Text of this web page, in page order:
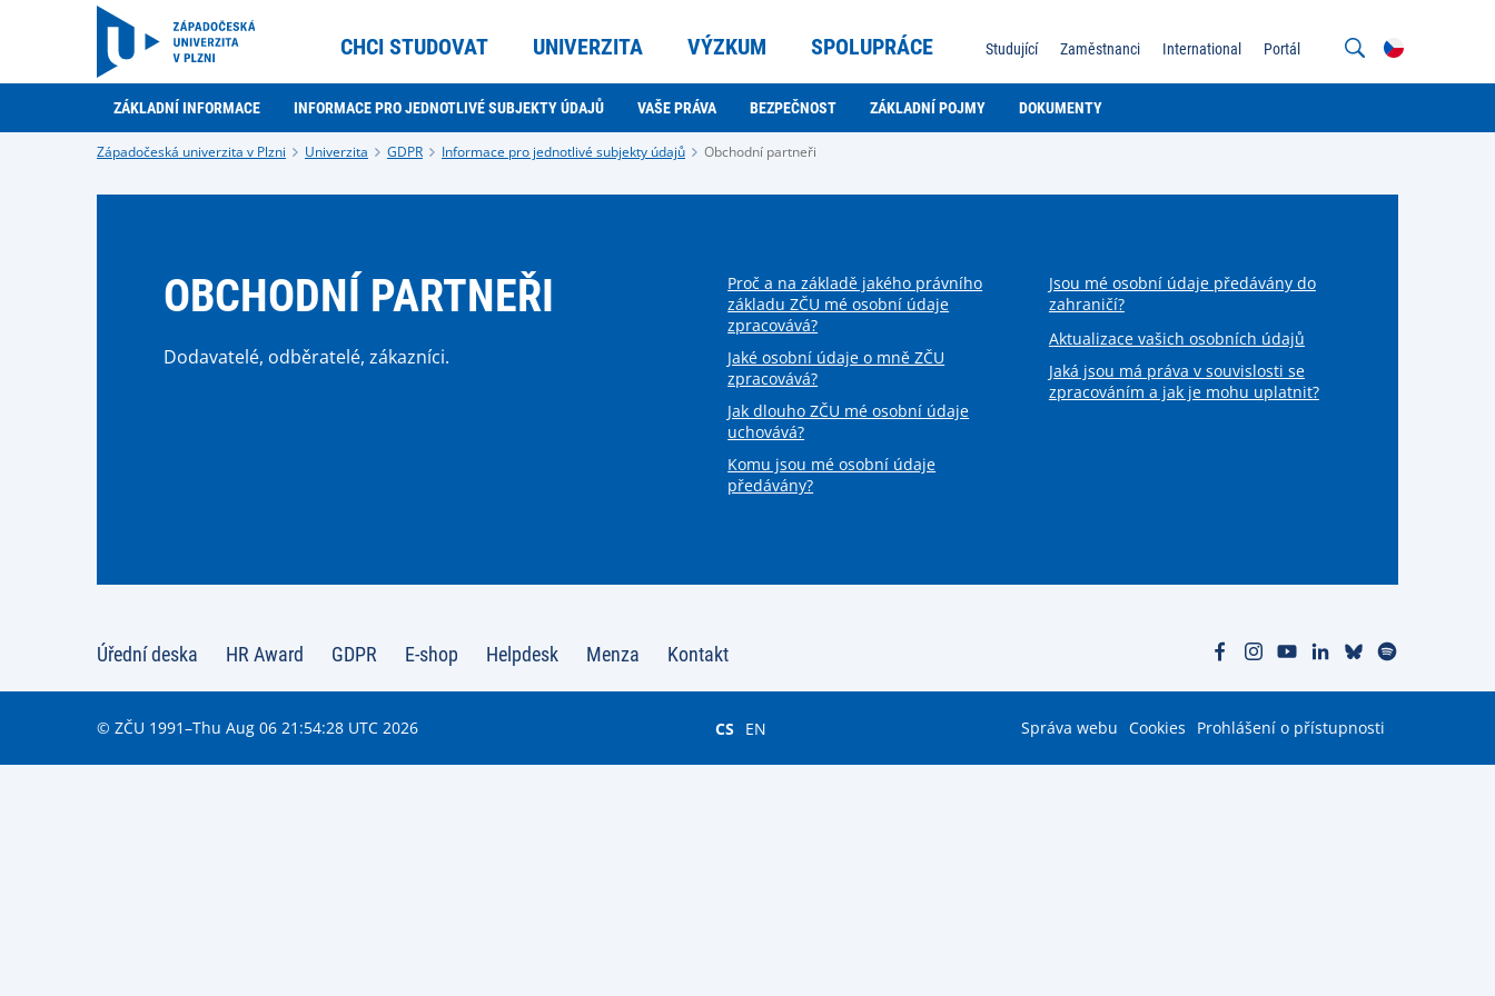
CHCI STUDOVAT UNIVERZITA VÝZKUM SPOLUPRÁCE Studující Zaměstnanci International Portál
ZÁKLADNÍ INFORMACE INFORMACE PRO JEDNOTLIVÉ SUBJEKTY ÚDAJŮ VAŠE PRÁVA BEZPEČNOST ZÁKLADNÍ POJMY DOKUMENTY
Západočeská univerzita v Plzni Univerzita GDPR Informace pro jednotlivé subjekty údajů Obchodní partneři
OBCHODNÍ PARTNEŘI
Dodavatelé, odběratelé, zákazníci.
Proč a na základě jakého právního
základu ZČU mé osobní údaje
zpracovává?
Jaké osobní údaje o mně ZČU
zpracovává?
Jak dlouho ZČU mé osobní údaje
uchovává?
Komu jsou mé osobní údaje
předávány?
Jsou mé osobní údaje předávány do
zahraničí?
Aktualizace vašich osobních údajů
Jaká jsou má práva v souvislosti se
zpracováním a jak je mohu uplatnit?
Úřední deska HR Award GDPR E-shop Helpdesk Menza Kontakt
© ZČU 1991–Thu Aug 06 21:54:28 UTC 2026 CS EN Správa webu Cookies Prohlášení o přístupnosti